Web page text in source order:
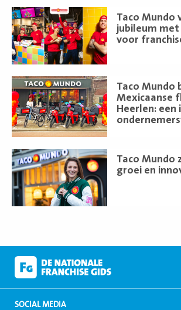
Taco Mundo
jubileum met
voor
Lees
meer
Taco Mundo
Mexicaanse
Heerlen: een
Lees
meer
Taco Mundo
groei en
Lees
meer
SOCIAL MEDIA